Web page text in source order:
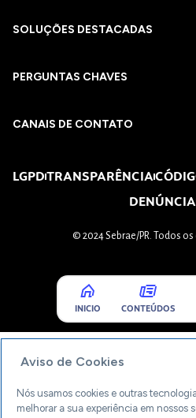
SOLUÇÕES DESTACADAS
PERGUNTAS CHAVES​
CANAIS DE CONTATO
LGPDTRANSPARÊNCIA
DENÚNCIA
© 2024 Sebrae/PR. Todos
INICIO CONTEÚDOS
Aviso de Cookies
Nós usamos cookies e outras
melhorar a sua experiência em nossos